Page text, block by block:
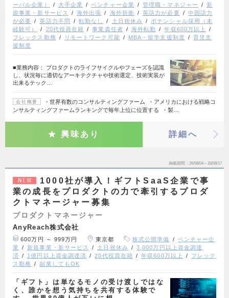
ーバル企業）
大手企業 ベンチャー企業 管理職・マネジャー
新
規事業・新サービス
海外出張 海外折衝 英語力が必要
中国語力
が必要
英語力不問 転勤なし 土日祝休み
ポテンシャル採用（未
経験可）
20代役員在籍 事業責任者 海外転勤
年収600万以上
フレックス勤務
リモートワーク可能 MBA・留学支援制度
育児支
援制度
■業務内容： プロダクトのライフサイクルやフェーズを認識
し、状況毎に適切なアーキテクチャや技術選定、技術実装が
出来るテック…
会社概要
・世界有数のコンサルティングファーム ・アメリカにおける戦略コ
ンサルティングファームランキングで毎年上位に位置する ・製…
興味あり 詳細へ
掲載期間 26/08/04～26/08/17
NEW
1000社が導入！ギフトSaaS企業で事
業の成長をプロダクトの力で牽引するプロダ
クトマネージャー募集
プロダクトマネージャー
AnyReach株式会社
600万円 ～ 999万円 東京都 株式公開準備
ベンチャー企
業
新規事業・新サービス 土日祝休み
3,000万円以上資金調達
済
1億円以上資金調達済 20代役員在籍 年収600万以上
フレック
ス勤務
副業してもOK
「ギフト」は単なるモノの受け渡しではな
く、誰かを想う気持ちを共有する体験で